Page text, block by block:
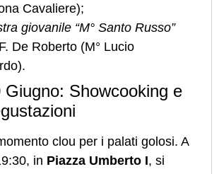
Cavaliere);
giovanile “M° Santo Russo”
De Roberto (M° Lucio
Giugno: Showcooking e
clou per i palati golosi. A
in Piazza Umberto I, si